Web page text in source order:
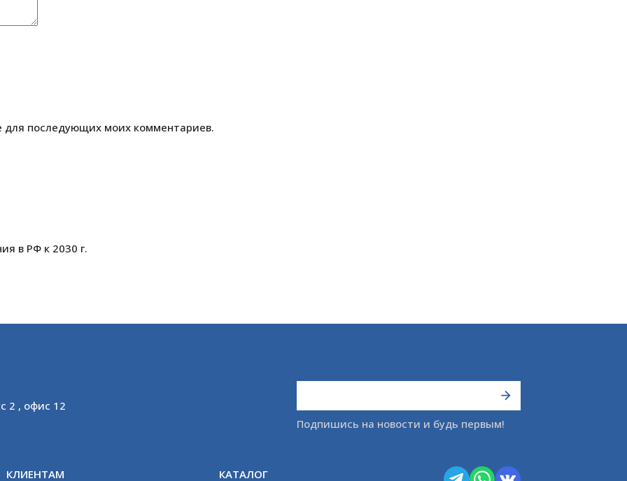
для последующих моих комментариев.
в РФ к 2030 г.
2 , офис 12
Подпишись на новости и будь первым!
КЛИЕНТАМ КАТАЛОГ